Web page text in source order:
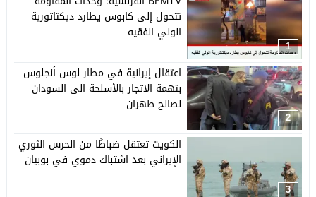
1
تتحول إلى كابوس يطارد ديكتاتورية
الولي الفقيه
2
اعتقال إيرانية في مطار لوس أنجلوس
بتهمة الاتجار بالأسلحة الى السودان
لصالح طهران
3
الكويت تعتقل ضباطًا من الحرس الثوري
الإيراني بعد اشتباك دموي في بوبيان